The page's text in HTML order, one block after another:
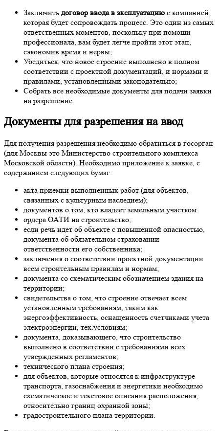
Заключить договор ввода в эксплуатацию с компанией,
которая будет сопровождать процесс. Это один из самых
ответственных моментов, поскольку при помощи
профессионала, вам будет легче пройти этот этап,
сэкономив время и нервы;
Убедиться, что новое строение выполнено в полном
соответствии с проектной документаций, и нормами и
правилами, установленными законодательно;
Собрать все необходимые документы для подачи заявки
на разрешение.
Документы для разрешения на ввод
Для получения разрешения необходимо обратиться в госорган
(для Москвы это Министерство строительного комплекса
Московской области). Необходимо приложение к заявке, с
содержанием следующих бумаг:
акта приемки выполненных работ (для объектов,
связанных с культурным наследием);
документов о том, кто владеет земельным участком.
ордера ОАТИ на строительство;
если речь идет об объекте с повышенной опасностью,
документа об обязательном страховании
ответственности его собственника;
заключения о соответствии проектной документации
всем строительным правилам и нормам;
документа со схематическим обозначением здания на
территории;
свидетельства о том, что строение отвечает всем
установленным требованиям, таким как
энергоэффективность, оснащенность счетчиками учета
электроэнергии, тех.условиям;
документа, доказывающего, что строительство
выполнено в соответствии с требованиями всех
утвержденных регламентов;
технического плана строения;
для объектов, которые относятся к инфраструктуре
транспорта, газоснабжения и энергетики необходимо
схематическое и текстовое описания расположения,
относительно границ охранной зоны;
градостроительного плана территории.